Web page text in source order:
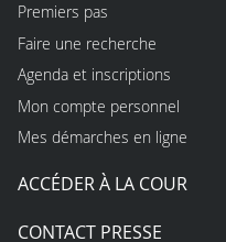
Premiers pas
Faire une recherche
Agenda et inscriptions
Mon compte personnel
Mes démarches en ligne
ACCÉDER À LA COUR
CONTACT PRESSE